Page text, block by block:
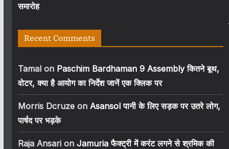
समारोह
Recent Comments
Tamalon Paschim Bardhaman 9 Assembly कितने बूथ,
वोटर, क्या है आयोग का निर्देश जानें एक क्लिक पर
Morris Dcruzeon Asansol पानी के लिए सड़क पर उतरे लोग,
पार्षद पर भड़के
Raja Ansarion Jamuria फैक्ट्री में करंट लगने से श्रमिक की